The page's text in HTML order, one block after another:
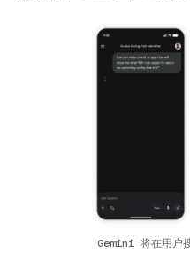
Gemini 将在用户